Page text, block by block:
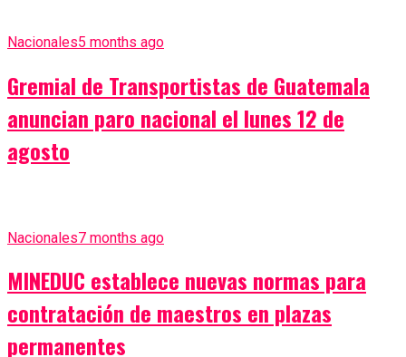
Nacionales5 months ago
Gremial de Transportistas de Guatemala
anuncian paro nacional el lunes 12 de
agosto
Nacionales7 months ago
MINEDUC establece nuevas normas para
contratación de maestros en plazas
permanentes